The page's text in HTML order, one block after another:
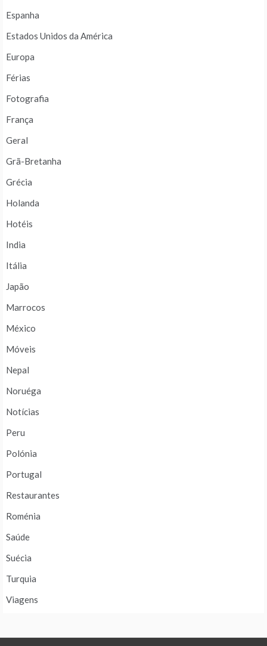
Espanha
Estados Unidos da América
Europa
Férias
Fotografia
França
Geral
Grã-Bretanha
Grécia
Holanda
Hotéis
India
Itália
Japão
Marrocos
México
Móveis
Nepal
Noruéga
Notícias
Peru
Polónia
Portugal
Restaurantes
Roménia
Saúde
Suécia
Turquia
Viagens